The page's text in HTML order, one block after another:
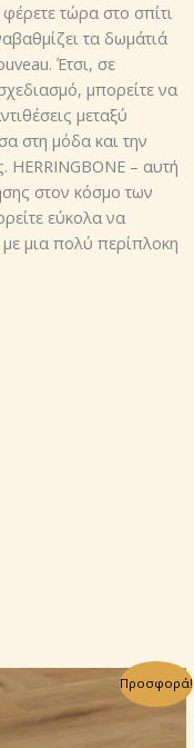
τώρα στο σπίτι
τα δωμάτιά
Έτσι, σε
μπορείτε να
μεταξύ
στη μόδα και την
– αυτή
στον κόσμο των
εύκολα να
μια πολύ περίπλοκη
Προσφορά!